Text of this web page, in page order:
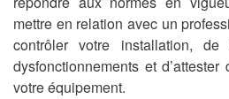
mettre en relation avec un
contrôler votre installation,
dysfonctionnements et
votre équipement.